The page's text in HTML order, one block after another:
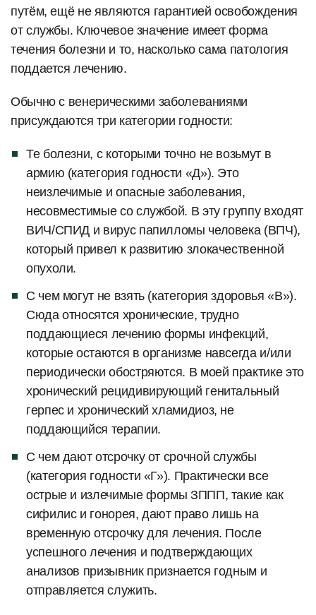
путём, ещё не являются гарантией освобождения
от службы. Ключевое значение имеет форма
течения болезни и то, насколько сама патология
поддается лечению.
Обычно с венерическими заболеваниями
присуждаются три категории годности:
Те болезни, с которыми точно не возьмут в
армию (категория годности «Д»). Это
неизлечимые и опасные заболевания,
несовместимые со службой. В эту группу входят
ВИЧ/СПИД и вирус папилломы человека (ВПЧ),
который привел к развитию злокачественной
опухоли.
С чем могут не взять (категория здоровья «В»).
Сюда относятся хронические, трудно
поддающиеся лечению формы инфекций,
которые остаются в организме навсегда и/или
периодически обостряются. В моей практике это
хронический рецидивирующий генитальный
герпес и хронический хламидиоз, не
поддающийся терапии.
С чем дают отсрочку от срочной службы
(категория годности «Г»). Практически все
острые и излечимые формы ЗППП, такие как
сифилис и гонорея, дают право лишь на
временную отсрочку для лечения. После
успешного лечения и подтверждающих
анализов призывник признается годным и
отправляется служить.